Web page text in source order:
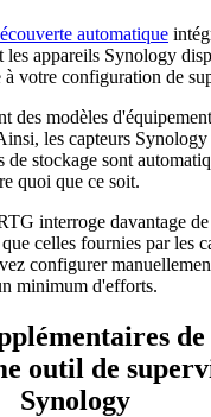
automatique
les appareils Synology
à votre configuration de
des modèles
les capteurs
stockage sont
quoi que ce soit.
interroge davantage
celles fournies par les
configurer
minimum d'efforts.
outil de
Synology